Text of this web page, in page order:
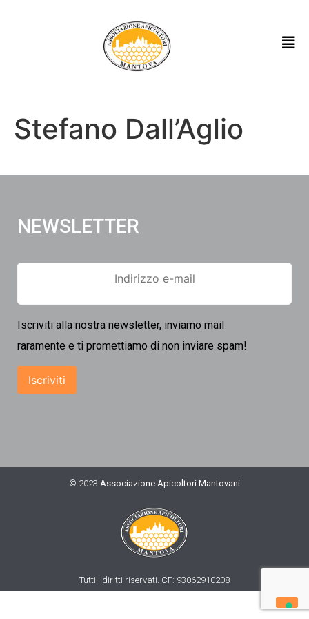
Stefano Dall’Aglio
NEWSLETTER
Iscriviti alla nostra newsletter, inviamo mail
raramente e ti promettiamo di non inviare spam!
© 2023 Associazione Apicoltori Mantovani
Tutti i diritti riservati. CF: 93062910208